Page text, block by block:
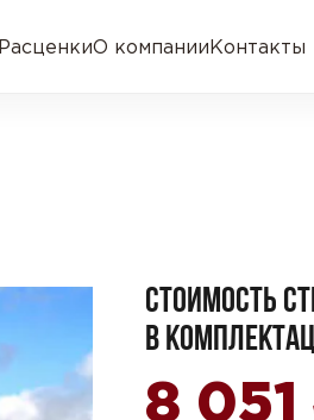
РасценкиО компанииКонтакты
СТОИМОСТЬ
В
8